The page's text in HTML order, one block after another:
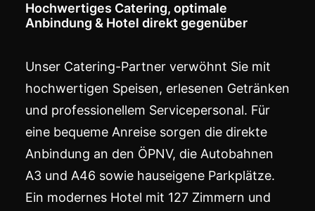
Hochwertiges Catering, optimale
Anbindung & Hotel direkt gegenüber
Unser Catering-Partner verwöhnt Sie mit
hochwertigen Speisen, erlesenen Getränken
und professionellem Servicepersonal. Für
eine bequeme Anreise sorgen die direkte
Anbindung an den ÖPNV, die Autobahnen
A3 und A46 sowie hauseigene Parkplätze.
Ein modernes Hotel mit 127 Zimmern und